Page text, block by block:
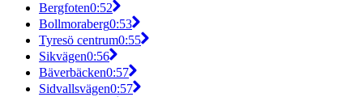
Bergfoten0:52
Bollmoraberg0:53
Tyresö centrum0:55
Sikvägen0:56
Bäverbäcken0:57
Sidvallsvägen0:57